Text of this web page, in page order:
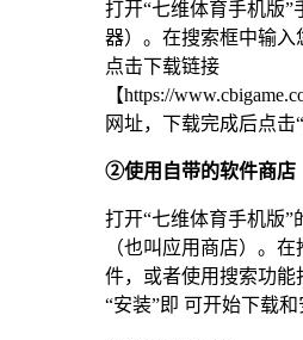
打开“七维体育手机版”
器）。在搜索框中输入
点击下载链接
【https://
网址，下载完成后点击
②使用自带的软件商店
打开“七维体育手机版”
（也叫应用商店）。
件，或者使用搜索功能
“安装”即 可开始下载和